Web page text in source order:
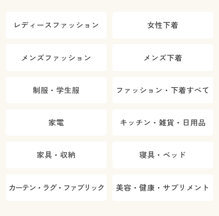
レディースファッション 女性下着
メンズファッション メンズ下着
制服・学生服 ファッション・下着すべて
家電 キッチン・雑貨・日用品
家具・収納 寝具・ベッド
カーテン・ラグ・ファブリック 美容・健康・サプリメント